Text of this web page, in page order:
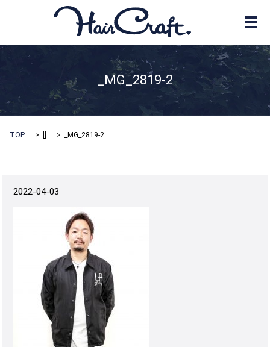
メ
_MG_2819-2
TOP _MG_2819-2
2022-04-03